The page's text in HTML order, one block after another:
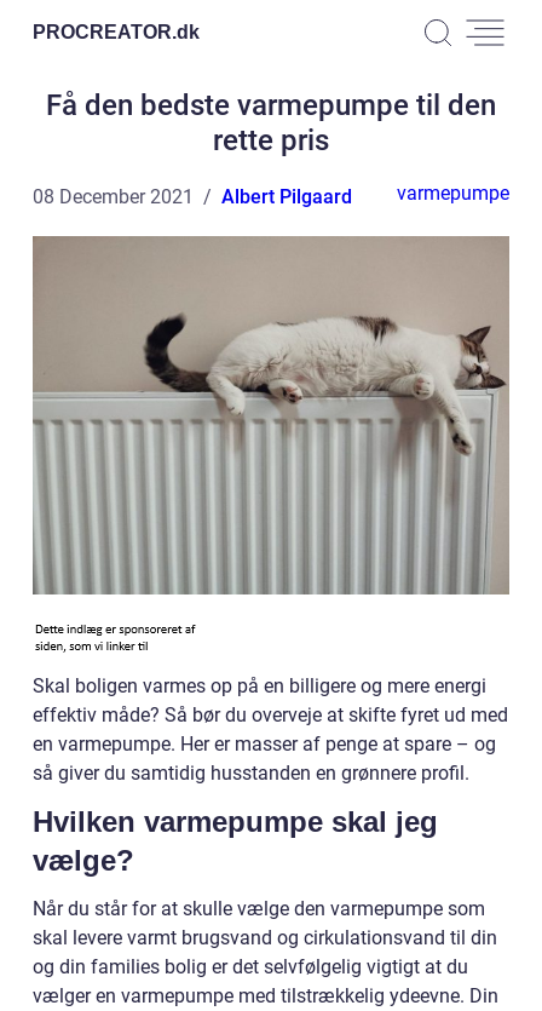
PROCREATOR.dk
Få den bedste varmepumpe til den
rette pris
08 December 2021 Albert Pilgaard varmepumpe
Skal boligen varmes op på en billigere og mere energi
effektiv måde? Så bør du overveje at skifte fyret ud med
en varmepumpe. Her er masser af penge at spare – og
så giver du samtidig husstanden en grønnere profil.
Hvilken varmepumpe skal jeg
vælge?
Når du står for at skulle vælge den varmepumpe som
skal levere varmt brugsvand og cirkulationsvand til din
og din families bolig er det selvfølgelig vigtigt at du
vælger en varmepumpe med tilstrækkelig ydeevne. Din